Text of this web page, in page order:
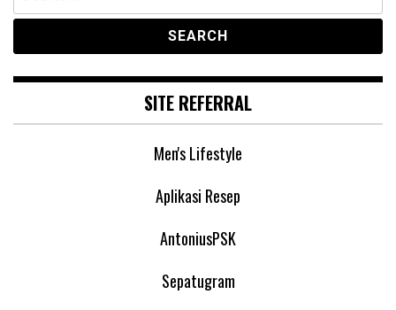
for:
SITE REFERRAL
Men's Lifestyle
Aplikasi Resep
AntoniusPSK
Sepatugram